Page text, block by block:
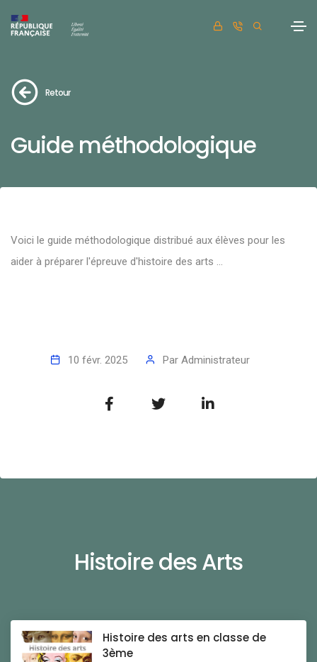
Retour
Guide méthodologique
Voici le guide méthodologique distribué aux élèves pour les
aider à préparer l'épreuve d'histoire des arts ...
10 févr. 2025 Par Administrateur
Histoire des Arts
Histoire des arts en classe de
3ème